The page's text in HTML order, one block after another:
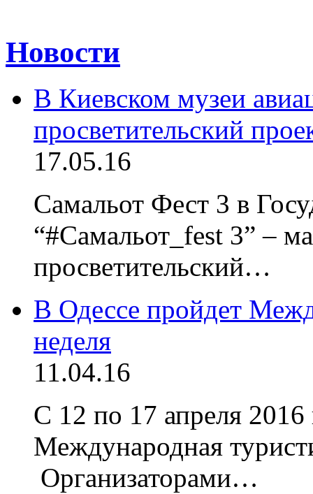
Новости
В Киевском музеи
просветительский
17.05.16
Самальот Фест 3 в
“#Самальот_fest 3” –
просветительский…
В Одессе пройдет
неделя
11.04.16
С 12 по 17 апреля 2016
Международная
Организаторами…